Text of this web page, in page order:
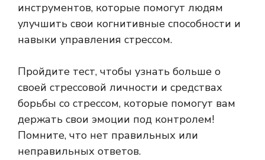
инструментов, которые помогут людям
улучшить свои когнитивные способности и
навыки управления стрессом.
Пройдите тест, чтобы узнать больше о
своей стрессовой личности и средствах
борьбы со стрессом, которые помогут вам
держать свои эмоции под контролем!
Помните, что нет правильных или
неправильных ответов.